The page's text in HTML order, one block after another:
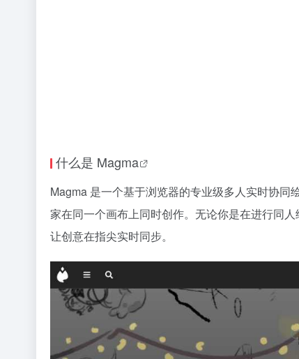
什么是 Magma
Magma 是一个基于浏览器的专业级多人实时协同
家在同一个画布上同时创作。无论你是在进行同
让创意在指尖实时同步。